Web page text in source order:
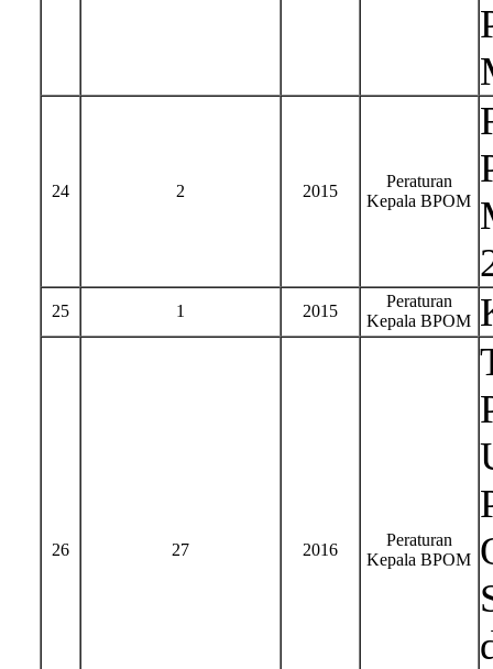
24 2 2015
Peraturan
Kepala BPOM
25 1 2015
Peraturan
Kepala BPOM
26 27 2016
Peraturan
Kepala BPOM